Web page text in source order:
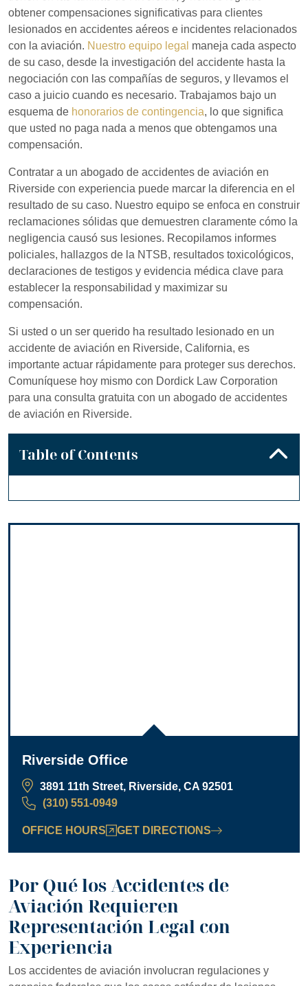
obtener compensaciones significativas para clientes
lesionados en accidentes aéreos e incidentes relacionados
con la aviación. Nuestro equipo legal maneja cada aspecto
de su caso, desde la investigación del accidente hasta la
negociación con las compañías de seguros, y llevamos el
caso a juicio cuando es necesario. Trabajamos bajo un
esquema de honorarios de contingencia, lo que significa
que usted no paga nada a menos que obtengamos una
compensación.
Contratar a un abogado de accidentes de aviación en
Riverside con experiencia puede marcar la diferencia en el
resultado de su caso. Nuestro equipo se enfoca en construir
reclamaciones sólidas que demuestren claramente cómo la
negligencia causó sus lesiones. Recopilamos informes
policiales, hallazgos de la NTSB, resultados toxicológicos,
declaraciones de testigos y evidencia médica clave para
establecer la responsabilidad y maximizar su
compensación.
Si usted o un ser querido ha resultado lesionado en un
accidente de aviación en Riverside, California, es
importante actuar rápidamente para proteger sus derechos.
Comuníquese hoy mismo con Dordick Law Corporation
para una consulta gratuita con un abogado de accidentes
de aviación en Riverside.
Table of Contents
Riverside Office
3891 11th Street, Riverside, CA 92501
(310) 551-0949
OFFICE HOURS GET DIRECTIONS
Por Qué los Accidentes de
Aviación Requieren
Representación Legal con
Experiencia
Los accidentes de aviación involucran regulaciones y